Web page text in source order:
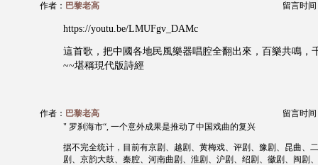
作者： 巴黎老高 留言时间
https://youtu.be/LMUFgv_DAMc
這首歌，把中國各地民風樂器唱腔全翻出來，百樂共鳴，
~~堪稱現代版詩經
作者： 巴黎老高
留言时间
" 罗刹海市“, 一个意外成果是推动了中国戏曲的复兴
据不完全统计，目前有京剧、越剧、黄梅戏、评剧、豫剧、昆曲、
剧、京韵大鼓、秦腔、河南曲剧、淮剧、沪剧、绍剧、徽剧、闽剧